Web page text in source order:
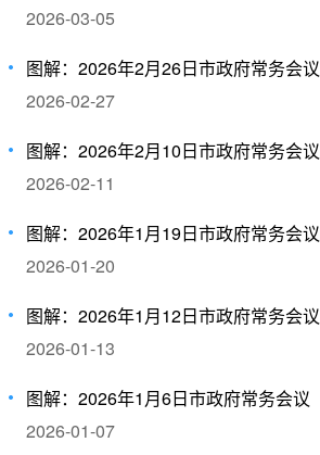
2026-03-05
图解：2026年2月26日市政府常务会议
2026-02-27
图解：2026年2月10日市政府常务会议
2026-02-11
图解：2026年1月19日市政府常务会议
2026-01-20
图解：2026年1月12日市政府常务会议
2026-01-13
图解：2026年1月6日市政府常务会议
2026-01-07